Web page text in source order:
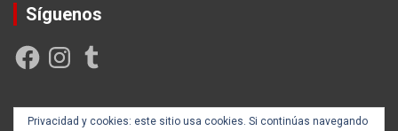
Síguenos
FacebookInstagramTumblr
Privacidad y cookies: este sitio usa cookies. Si continúas navegando
Creada y posicionada por Rogama Informática